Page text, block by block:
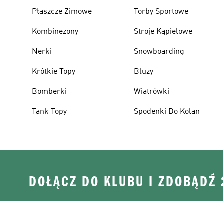
Płaszcze Zimowe
Kombinezony
Nerki
Krótkie Topy
Bomberki
Tank Topy
Torby Sportowe
Stroje Kąpielowe
Snowboarding
Bluzy
Wiatrówki
Spodenki Do Kolan
DOŁĄCZ DO KLUBU I ZDOBĄDŹ